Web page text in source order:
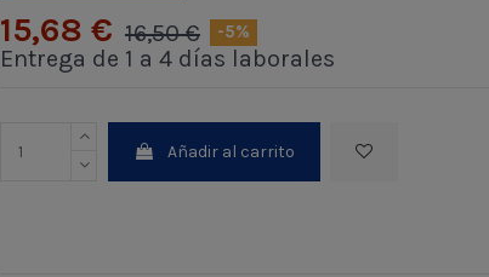
15,68 € 16,50 € -5%
Entrega de 1 a 4 días laborales
Añadir al carrito